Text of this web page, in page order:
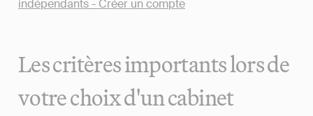
Les critères importants lors de
votre choix d'un cabinet